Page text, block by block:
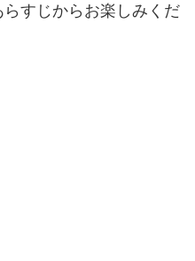
すじからお楽しみくだ